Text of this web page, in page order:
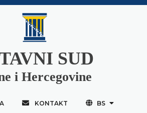
SUD
i Hercegovine
KONTAKT BS